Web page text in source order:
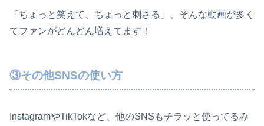
「ちょっと笑えて、ちょっと刺さる」、そんな動画が多く
てファンがどんどん増えてます！
③その他SNSの使い方
InstagramやTikTokなど、他のSNSもチラッと使ってるみ